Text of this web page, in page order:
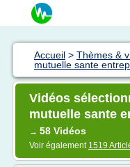
Accueil > Thèmes &
mutuelle sante
Vidéos
mutuelle sante
→ 58 Vidéos
Voir également 1519